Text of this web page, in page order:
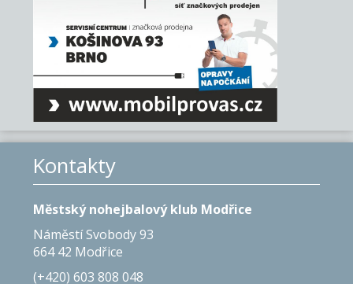
Kontakty
Městský nohejbalový klub Modřice
Náměstí Svobody 93
664 42 Modřice
(+420) 603 808 048